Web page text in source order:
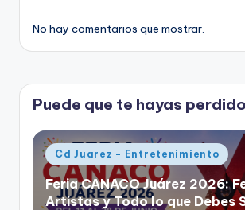
No hay comentarios que mostrar.
Puede que te hayas perdido
Publicado
en
Cd Juarez - Entretenimiento
Feria CANACO Juárez 2026:
Artistas y Todo lo que Debes